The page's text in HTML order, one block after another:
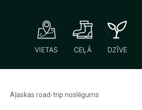
VIETAS CEĻĀ DZĪVE
Aļaskas road-trip noslēgums